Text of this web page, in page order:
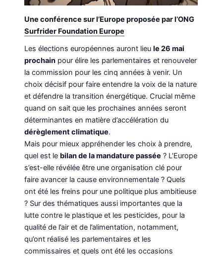
Une conférence sur l’Europe proposée par l’ONG
Surfrider Foundation Europe
Les élections européennes auront lieule 26 mai
prochain pour élire les parlementaires et renouveler
la commission pour les cinq années à venir. Un
choix décisif pour faire entendre la voix de la nature
et défendre la transition énergétique. Crucial même
quand on sait que les prochaines années seront
déterminantes en matière d’accélération du
dérèglement climatique.
Mais pour mieux appréhender les choix à prendre,
quel est le bilan de la mandature passée ? L’Europe
s’est-elle révélée être une organisation clé pour
faire avancer la cause environnementale ? Quels
ont été les freins pour une politique plus ambitieuse
? Sur des thématiques aussi importantes que la
lutte contre le plastique et les pesticides, pour la
qualité de l’air et de l’alimentation, notamment,
qu’ont réalisé les parlementaires et les
commissaires et quels ont été les occasions